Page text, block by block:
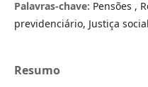
Palavras-chave: Pensões ,
previdenciário, Justiça
Resumo